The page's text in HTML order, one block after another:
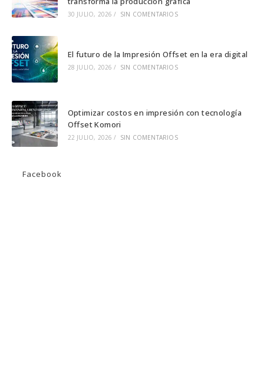
30 JULIO, 2026 / SIN COMENTARIOS
El futuro de la Impresión Offset en la era digital
28 JULIO, 2026 / SIN COMENTARIOS
Optimizar costos en impresión con tecnología
Offset Komori
22 JULIO, 2026 / SIN COMENTARIOS
Facebook